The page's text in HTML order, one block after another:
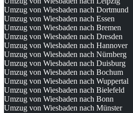
Umzug von Wiesbaden nach Dortmund
Umzug von Wiesbaden nach Essen
Umzug von Wiesbaden nach Bremen
Umzug von Wiesbaden nach Dresden
Umzug von Wiesbaden nach Hannover
Umzug von Wiesbaden nach Nürnberg
Umzug von Wiesbaden nach Duisburg
Umzug von Wiesbaden nach Bochum
Umzug von Wiesbaden nach Wuppertal
Umzug von Wiesbaden nach Bielefeld
Umzug von Wiesbaden nach Bonn
Umzug von Wiesbaden nach Münster